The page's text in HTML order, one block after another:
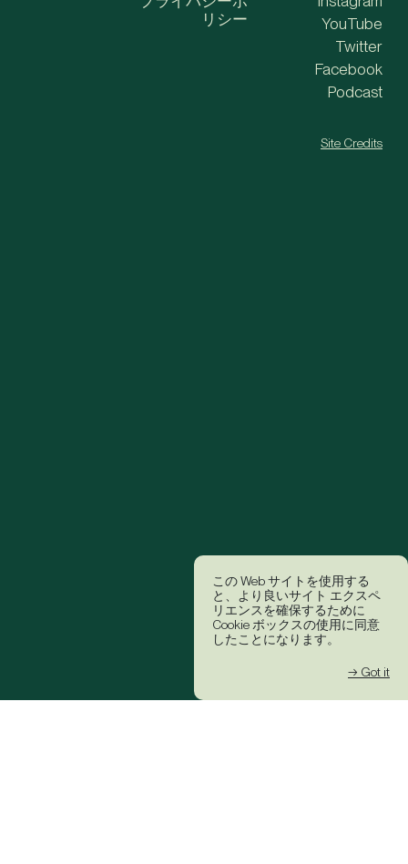
この Web サイトを使用する
と、より良いサイト エクスペ
リエンスを確保するために
Cookie ボックスの使用に同意
したことになります。
→ Got it
リシー
YouTube
Twitter
Facebook
Podcast
Site Credits